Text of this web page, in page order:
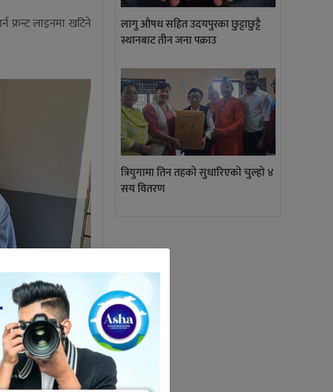
फ्रन्ट लाइनमा खटिने
लागु औषध सहित उदयपुरका छुट्टाछुट्टै
स्थानबाट तीन जना पक्राउ
त्रियुगामा तिन तहको सुधारिएको चुल्हो ४
सय वितरण